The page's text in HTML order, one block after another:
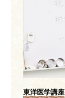
東洋医学講座